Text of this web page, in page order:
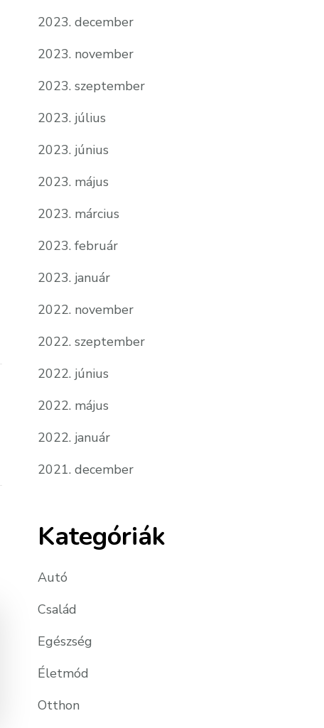
2023. december
2023. november
2023. szeptember
2023. július
2023. június
2023. május
2023. március
2023. február
2023. január
2022. november
2022. szeptember
2022. június
2022. május
2022. január
2021. december
Kategóriák
Autó
Család
Egészség
Életmód
Otthon